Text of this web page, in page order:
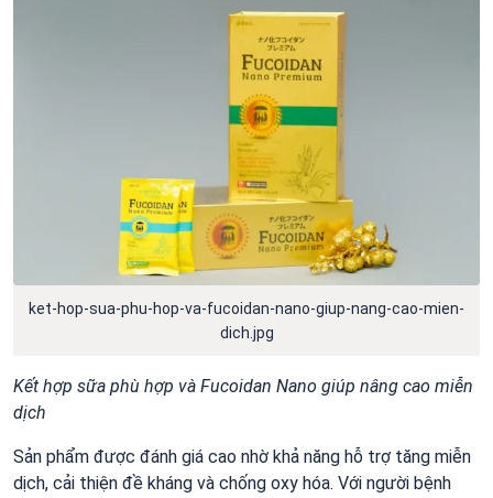
ket-hop-sua-phu-hop-va-fucoidan-nano-giup-nang-cao-mien-
dich.jpg
Kết hợp sữa phù hợp và Fucoidan Nano giúp nâng cao miễn
dịch
Sản phẩm được đánh giá cao nhờ khả năng hỗ trợ tăng miễn
dịch, cải thiện đề kháng và chống oxy hóa. Với người bệnh